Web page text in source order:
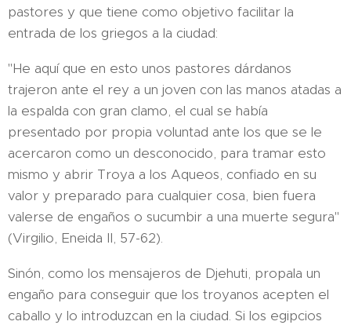
pastores y que tiene como objetivo facilitar la
entrada de los griegos a la ciudad:
"He aquí que en esto unos pastores dárdanos
trajeron ante el rey a un joven con las manos atadas a
la espalda con gran clamo, el cual se había
presentado por propia voluntad ante los que se le
acercaron como un desconocido, para tramar esto
mismo y abrir Troya a los Aqueos, confiado en su
valor y preparado para cualquier cosa, bien fuera
valerse de engaños o sucumbir a una muerte segura"
(Virgilio, Eneida II, 57-62).
Sinón, como los mensajeros de Djehuti, propala un
engaño para conseguir que los troyanos acepten el
caballo y lo introduzcan en la ciudad. Si los egipcios